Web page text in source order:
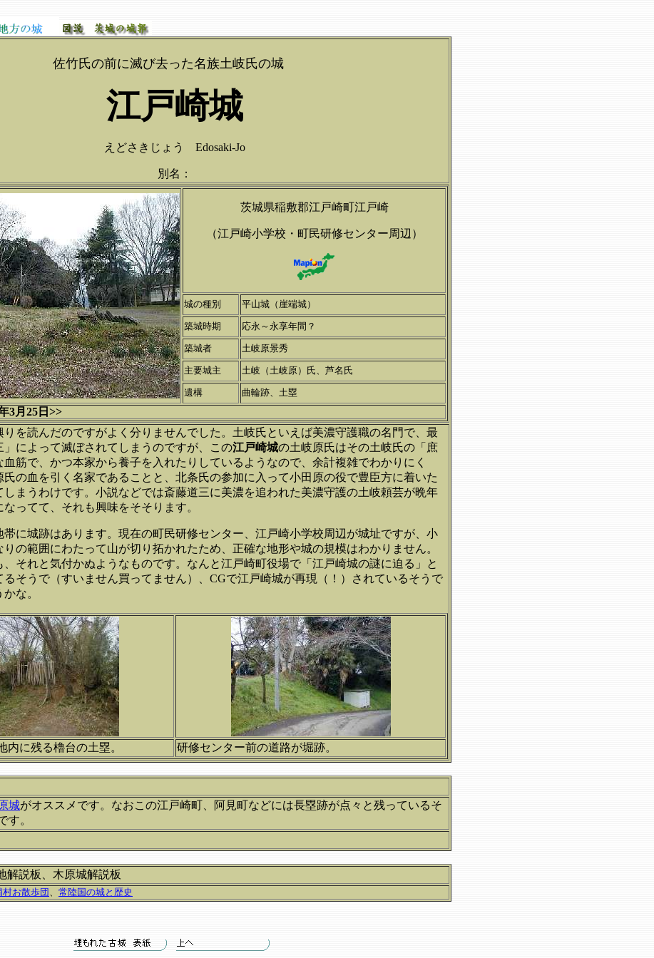
佐竹氏の前に滅び去った名族土岐氏の城
江戸崎城
えどさきじょう Edosaki-Jo
別名：
茨城県稲敷郡江戸崎町江戸崎
（江戸崎小学校・町民研修センター周辺）
城の種別 平山城（崖端城）
築城時期 応永～永享年間？
築城者 土岐原景秀
主要城主 土岐（土岐原）氏、芦名氏
遺構 曲輪跡、土塁
3月25日>>
を読んだのですがよく分りませんでした。土岐氏といえば美濃守護職の名門で、最
」によって滅ぼされてしまうのですが、この江戸崎城の土岐原氏はその土岐氏の「庶
筋で、かつ本家から養子を入れたりしているようなので、余計複雑でわかりにく
氏の血を引く名家であることと、北条氏の参加に入って小田原の役で豊臣方に着いた
しまうわけです。小説などでは斎藤道三に美濃を追われた美濃守護の土岐頼芸が晩年
ってて、それも興味をそそります。
帯に城跡はあります。現在の町民研修センター、江戸崎小学校周辺が城址ですが、小
の範囲にわたって山が切り拓かれたため、正確な地形や城の規模はわかりません。
、それと気付かぬようなものです。なんと江戸崎町役場で「江戸崎城の謎に迫る」と
るそうで（すいません買ってません）、CGで江戸崎城が再現（！）されているそうで
な。
内に残る櫓台の土塁。 研修センター前の道路が堀跡。
城がオススメです。なおこの江戸崎町、阿見町などには長塁跡が点々と残っているそ
す。
解説板、木原城解説板
村お散歩団、 常陸国の城と歴史